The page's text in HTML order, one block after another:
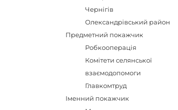
Чернігів
Олександрівський район
Предметний покажчик
Робкооперація
Комітети селянської
взаємодопомоги
Главкомтруд
Іменний покажчик